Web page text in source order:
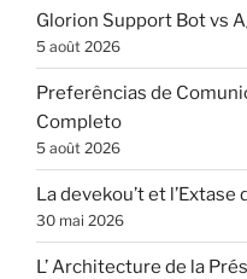
Glorion Support Bot vs
5 août 2026
Preferências de
Completo
5 août 2026
La devekou’t et
30 mai 2026
L’ Architecture de la